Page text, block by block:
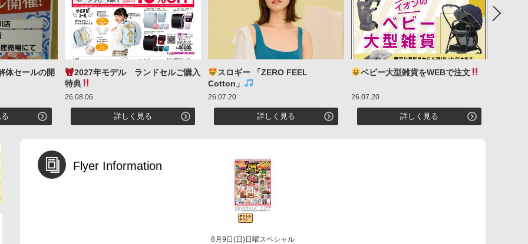
体セールの開
2027年モデル ランドセルご購入
特典
26.08.06
詳しく見る
スロギー 「ZERO FEEL
Cotton」
26.07.20
詳しく見る
ベビー大型雑貨をWEBで注文
26.07.20
詳しく見る
Flyer Information
8月9日(日)日曜スペシャル